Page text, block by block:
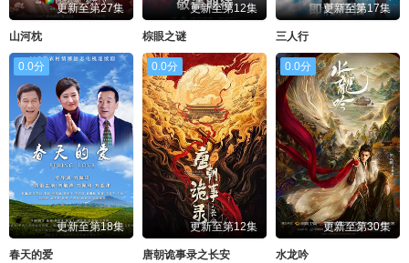
更新至第27集
山河枕
更新至第12集
棕眼之谜
更新至第17集
三人行
0.0分
更新至第18集
春天的爱
0.0分
更新至第12集
唐朝诡事录之长安
0.0分
更新至第30集
水龙吟